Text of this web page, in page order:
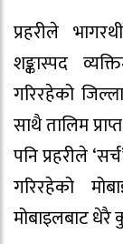
प्रहरीले
शङ्कास्पद
गरिरहेको
साथै तालिम
पनि प्रहरीले
गरिरहेको
मोबाइलबाट धेरै